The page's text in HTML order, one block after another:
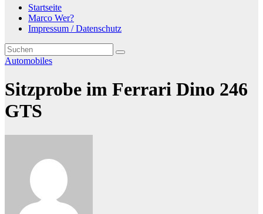
Startseite
Marco Wer?
Impressum / Datenschutz
Automobiles
Sitzprobe im Ferrari Dino 246
GTS